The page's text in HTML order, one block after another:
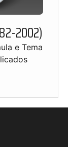
2002)
e Tema